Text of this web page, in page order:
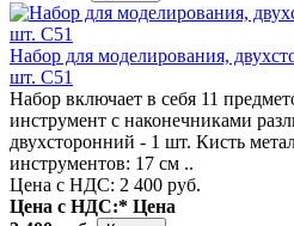
Набор для моделирования,
шт. С51
Набор включает в себя 11
инструмент с наконечниками
двухсторонний - 1 шт. Кисть
инструментов: 17 см ..
Цена с НДС: 2 400 руб.
Цена с НДС:* Цена